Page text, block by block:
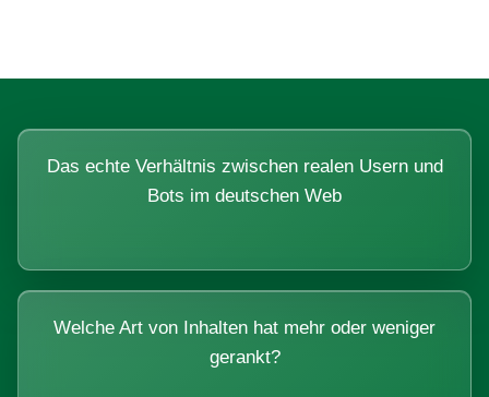
Das echte Verhältnis zwischen realen Usern und
Bots im deutschen Web
Welche Art von Inhalten hat mehr oder weniger
gerankt?